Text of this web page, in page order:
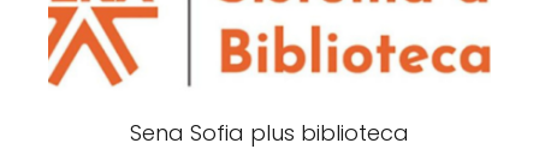
Sena Sofia plus biblioteca